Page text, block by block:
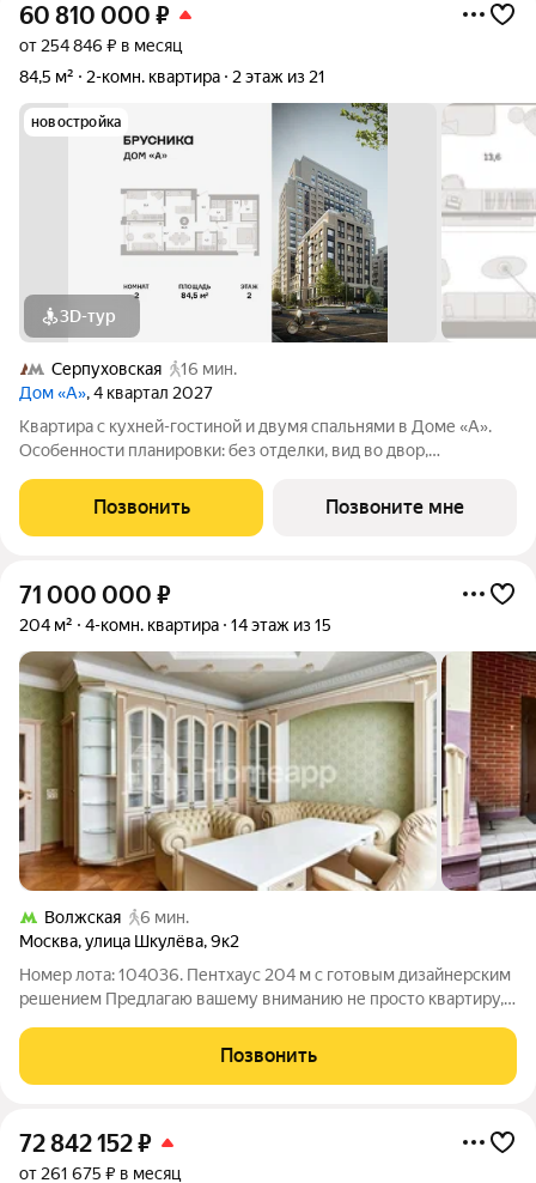
60 810 000 ₽
от 254 846 ₽ в месяц
84,5 м²
2-комн. квартира 2 этаж из 21
новостройка
3D-тур
Серпуховская
16 мин.
Дом «А», 4 квартал 2027
Квартира с кухней-гостиной и двумя спальнями в Доме «А».
Особенности планировки: без отделки, вид во двор,
постирочная, разнесённые спальни. Срок сдачи IV кв. 2027
Дом А - проект от застройщика
Позвонить Позвоните мне
71 000 000 ₽
204 м² 4-комн. квартира 14 этаж из 15
Волжская
6 мин.
Москва,улица Шкулёва,9к2
Номер лота: 104036. Пентхаус 204 м с готовым дизайнерским
решением Предлагаю вашему вниманию не просто квартиру, а
подчеркнуты каждой деталью. Это готовое решение для тех,
кто не приемлет
Позвонить
72 842 152₽
от 261 675 ₽ в месяц